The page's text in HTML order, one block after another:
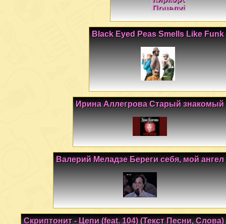
Black Eyed Peas Smells Like Funk
Ирина Аллегрова Старый знакомый
Валерий Меладзе Береги себя, мой ангел
Скриптонит - Цепи (feat. 104) (Текст Песни, Слова)